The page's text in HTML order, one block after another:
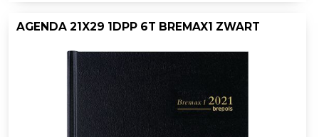
AGENDA 21X29 1DPP 6T BREMAX1 ZWART